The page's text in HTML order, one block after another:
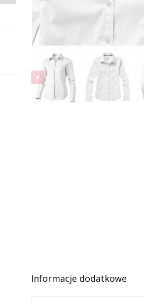
Informacje dodatkowe